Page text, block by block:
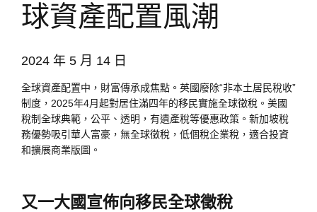
球資產配置風潮
2024 年 5 月 14 日
全球資產配置中，財富傳承成焦點。英國廢除“非本土居民稅收”
制度，2025年4月起對居住滿四年的移民實施全球徵稅。美國
稅制全球典範，公平、透明，有遺產稅等優惠政策。新加坡稅
務優勢吸引華人富豪，無全球徵稅，低個稅企業稅，適合投資
和擴展商業版圖。
又一大國宣佈向移民全球徵稅